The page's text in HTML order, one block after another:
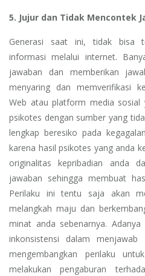
5. Jujur dan Tidak Mencontek
Generasi saat ini, tidak bisa
informasi melalui internet.
jawaban dan memberikan
menyaring dan memverifikasi
Web atau platform media sosial
psikotes dengan sumber yang
lengkap beresiko pada
karena hasil psikotes yang anda
originalitas kepribadian anda
jawaban sehingga membuat
Perilaku ini tentu saja akan
melangkah maju dan
minat anda sebenarnya.
inkonsistensi dalam
mengembangkan perilaku
melakukan pengaburan